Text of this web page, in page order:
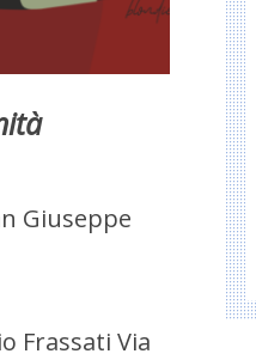
Giuseppe
Frassati Via